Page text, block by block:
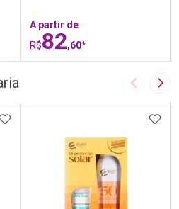
A partir de
R$82,60*
Imagem
ADICIONAR AOS FAVORITOS